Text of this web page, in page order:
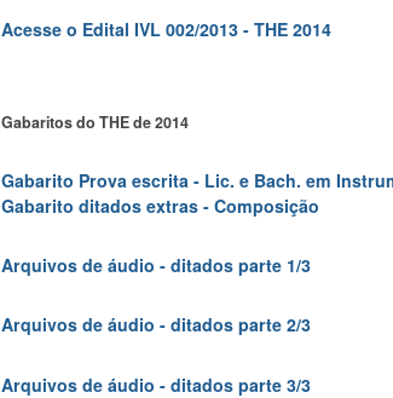
Acesse o Edital IVL 002/2013 - THE 2014
Gabaritos do THE de 2014
Gabarito Prova escrita - Lic. e Bach. em
Gabarito ditados extras - Composição
Arquivos de áudio - ditadosparte 1/3
Arquivos de áudio - ditadosparte 2/3
Arquivos de áudio - ditadosparte 3/3